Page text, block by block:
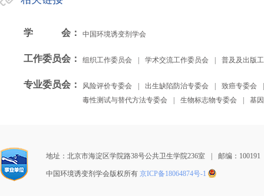
学会 ： 中国环境诱变剂学会
工作委员会 ： 组织工作委员会 学术交流工作委员会 普及及出版
专业委员会 ： 风险评价专委会 出生缺陷防治专委会 致癌专委会
毒性测试与替代方法专委会
生物标志物专委会 基
地址：北京市海淀区学院路38号公共卫生学院236室 邮编：100191
中国环境诱变剂学会版权所有 京ICP备18064874号-1